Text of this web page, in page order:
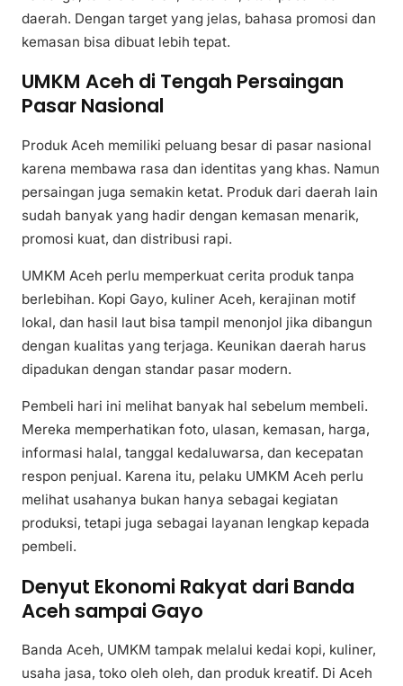
daerah. Dengan target yang jelas, bahasa promosi dan
kemasan bisa dibuat lebih tepat.
UMKM Aceh di Tengah Persaingan
Pasar Nasional
Produk Aceh memiliki peluang besar di pasar nasional
karena membawa rasa dan identitas yang khas. Namun
persaingan juga semakin ketat. Produk dari daerah lain
sudah banyak yang hadir dengan kemasan menarik,
promosi kuat, dan distribusi rapi.
UMKM Aceh perlu memperkuat cerita produk tanpa
berlebihan. Kopi Gayo, kuliner Aceh, kerajinan motif
lokal, dan hasil laut bisa tampil menonjol jika dibangun
dengan kualitas yang terjaga. Keunikan daerah harus
dipadukan dengan standar pasar modern.
Pembeli hari ini melihat banyak hal sebelum membeli.
Mereka memperhatikan foto, ulasan, kemasan, harga,
informasi halal, tanggal kedaluwarsa, dan kecepatan
respon penjual. Karena itu, pelaku UMKM Aceh perlu
melihat usahanya bukan hanya sebagai kegiatan
produksi, tetapi juga sebagai layanan lengkap kepada
pembeli.
Denyut Ekonomi Rakyat dari Banda
Aceh sampai Gayo
Banda Aceh, UMKM tampak melalui kedai kopi, kuliner,
usaha jasa, toko oleh oleh, dan produk kreatif. Di Aceh